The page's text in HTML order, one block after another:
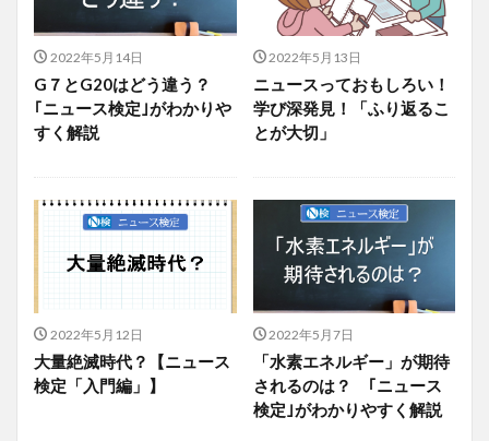
2022年5月14日
G７とG20はどう違う？
｢ニュース検定｣がわかりや
すく解説
2022年5月13日
ニュースっておもしろい！
学び深発見！「ふり返るこ
とが大切」
2022年5月12日
大量絶滅時代？【ニュース
検定「入門編」】
2022年5月7日
「水素エネルギー」が期待
されるのは？ ｢ニュース
検定｣がわかりやすく解説